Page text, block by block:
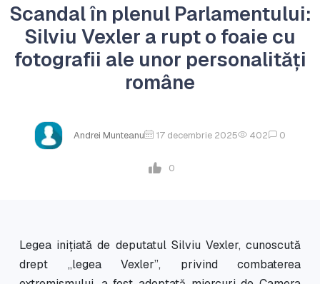
Scandal în plenul Parlamentului:
Silviu Vexler a rupt o foaie cu
fotografii ale unor personalități
române
Andrei Munteanu 17 decembrie 2025 402 0
0
Legea inițiată de deputatul Silviu Vexler, cunoscută
drept „legea Vexler”, privind combaterea